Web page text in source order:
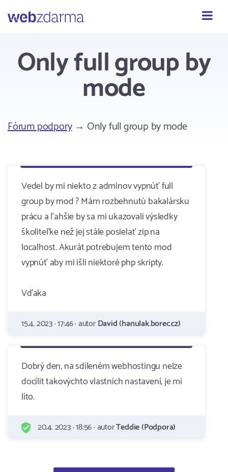
Webzdarma
Only full group by
mode
Fórum podpory→ Only full group by mode
Vedel by mi niekto z adminov vypnúť full
group by mod ? Mám rozbehnutú bakalársku
prácu a ľahšie by sa mi ukazovali výsledky
školiteľke než jej stále posielať zip na
localhost. Akurát potrebujem tento mod
vypnúť aby mi išli niektoré php skripty.
Vďaka
15.4. 2023 · 17:46 · autorDavid (hanulak.borec.cz)
Dobrý den, na sdíleném webhostingu nelze
docílit takovýchto vlastních nastavení, je mi
líto.
20.4. 2023 · 18:56 · autorTeddie (Podpora)